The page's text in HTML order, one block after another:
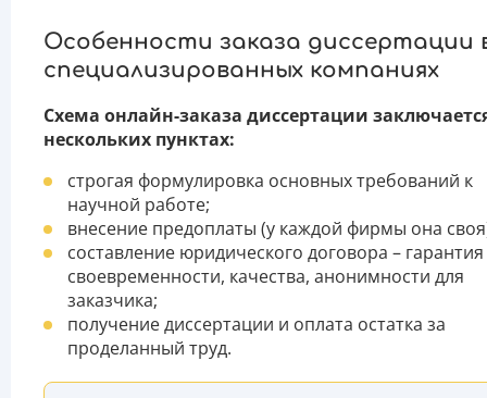
Особенности заказа диссертации
специализированных компаниях
Схема онлайн-заказа диссертации
нескольких пунктах:
строгая формулировка основных требований к
научной работе;
внесение предоплаты (у каждой фирмы она
составление юридического договора – гарантия
своевременности, качества, анонимности для
заказчика;
получение диссертации и оплата остатка за
проделанный труд.